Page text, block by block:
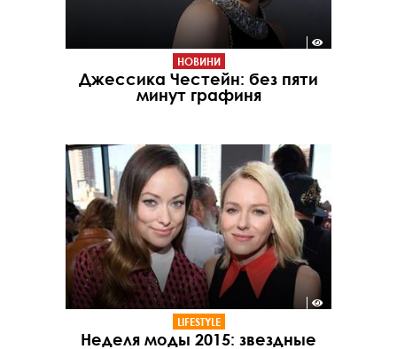
НОВИНИ
Джессика Честейн: без пяти
минут графиня
LIFESTYLE
Неделя моды 2015: звездные